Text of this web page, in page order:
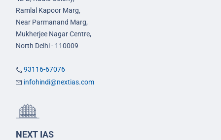
Ramlal Kapoor Marg,
Near Parmanand Marg,
Mukherjee Nagar Centre,
North Delhi - 110009
93116-67076
infohindi@nextias.com
NEXT IAS